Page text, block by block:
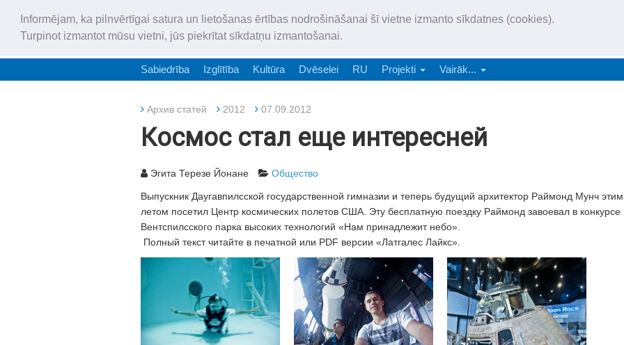
Informējam, ka pilnvērtīgai satura un lietošanas ērtības nodrošināšanai šī vietne izmanto sīkdatnes (cookies).
Turpinot izmantot mūsu vietni, jūs piekrītat sīkdatņu izmantošanai.
„Latgales Laiks” latviešu valodā aptver Daugavpils valstspilsētu,
Sabiedrība Izglītība Kultūra Dvēselei RU Projekti Vairāk...
Архив статей 2012 07.09.2012
Космос стал еще интересней
Эгита Терезе Йонане Общество
Выпускник Даугавпилсской государственной гимназии и теперь будущий архитектор Раймонд Мунч этим
летом посетил Центр космических полетов США. Эту бесплатную поездку Раймонд завоевал в конкурсе
Вентспилсского парка высоких технологий «Нам принадлежит небо».
Полный текст читайте в печатной или PDF версии «Латгалес Лайкс».